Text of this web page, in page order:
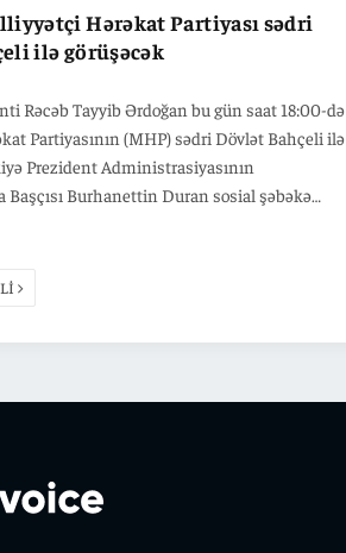
Hərəkat Partiyası sədri
ilə görüşəcək
Rəcəb Tayyib Ərdoğan bu gün saat 18:00-də
Partiyasının (MHP) sədri Dövlət Bahçeli ilə
Prezident Administrasiyasının
Başçısı Burhanettin Duran sosial şəbəkə
dair əlavə məlumat verməsə də,
əhatə edəcəyi ehtimal olunur. Prezident